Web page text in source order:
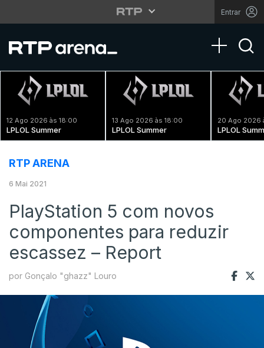
Entrar
Toggle
12 Ago 2026 às 18:00
LPLOL Summer
13 Ago 2026 às 18:00
LPLOL Summer
20 Ago 2026
LPLOL
RTP ARENA
6 Mai 2021
PlayStation 5 com novos
componentes para reduzir
escassez – Report
por Gonçalo "ghazz" Louro